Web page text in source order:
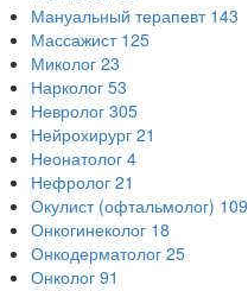
Мануальный терапевт 143
Массажист 125
Миколог 23
Нарколог 53
Невролог 305
Нейрохирург 21
Неонатолог 4
Нефролог 21
Окулист (офтальмолог) 109
Онкогинеколог 18
Онкодерматолог 25
Онколог 91